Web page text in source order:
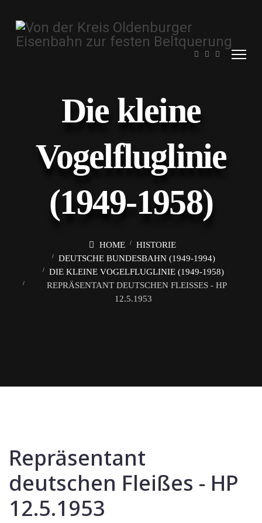
Die kleine
Vogelfluglinie
(1949-1958)
HOME
HISTORIE
DEUTSCHE BUNDESBAHN (1949-1994)
DIE KLEINE VOGELFLUGLINIE (1949-1958)
REPRÄSENTANT DEUTSCHEN FLEISSES - HP 1
2.5.1953
Repräsentant
deutschen Fleißes - HP
12.5.1953